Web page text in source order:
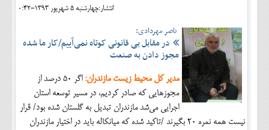
انتشار:چهارشنبه 5 شهريور 1393-0:42
ناصر مهردادی:
در مقابل بی قانونی کوتاه نمی‌آییم/کار ما شده
مجوز دادن به صنعت
مدیر کل محیط زیست مازندران:
اگر 50 درصد از
مجوزهایی که صادر کردیم، در مسیر توسعه استان
اجرایی می‌شد مازندران تبدیل به گلستان شده بود/ قرار
نیست همه نمره 20 بگیرند /تاکید شده که میانکاله باید در اختیار مازندران